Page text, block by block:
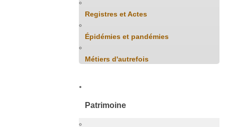
Registres et Actes
Épidémies et pandémies
Métiers d'autrefois
Patrimoine